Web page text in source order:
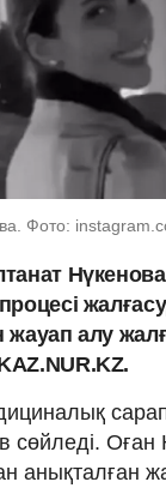
Фото:
жауап алу
сөйледі. Оған
анықталған